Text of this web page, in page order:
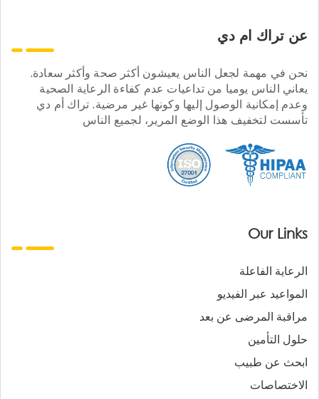
عن تراك ام دي
نحن في مهمة لجعل الناس يعيشون أكثر صحة وأكثر سعادة.
يعاني الناس يوميا من تداعيات عدم كفاءة الرعاية الصحية
وعدم إمكانية الوصول إليها وكونها غير مرضية. تراك أم دي
تأسست لتخفيف هذا الوضع المرير، لجميع الناس
Our Links
الرعاية الفاعلة
المواعيد عبر الفيديو
مراقبة المرضى عن بعد
حلول التأمين
ابحث عن طبيب
الاختصاصات